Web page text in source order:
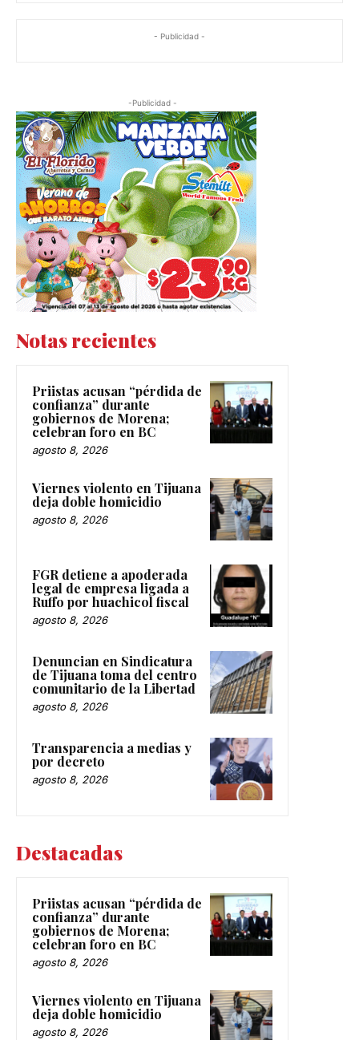
- Publicidad -
-Publicidad -
Notas recientes
Priistas acusan “pérdida de
confianza” durante
gobiernos de Morena;
celebran foro en BC
agosto 8, 2026
Viernes violento en Tijuana
deja doble homicidio
agosto 8, 2026
FGR detiene a apoderada
legal de empresa ligada a
Ruffo por huachicol fiscal
agosto 8, 2026
Denuncian en Sindicatura
de Tijuana toma del centro
comunitario de la Libertad
agosto 8, 2026
Transparencia a medias y
por decreto
agosto 8, 2026
Destacadas
Priistas acusan “pérdida de
confianza” durante
gobiernos de Morena;
celebran foro en BC
agosto 8, 2026
Viernes violento en Tijuana
deja doble homicidio
agosto 8, 2026